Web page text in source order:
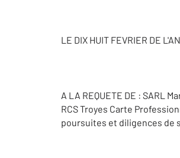
LE DIX HUIT FEVRIER DE
A LA REQUETE DE : SARL
RCS Troyes Carte
poursuites et diligences de